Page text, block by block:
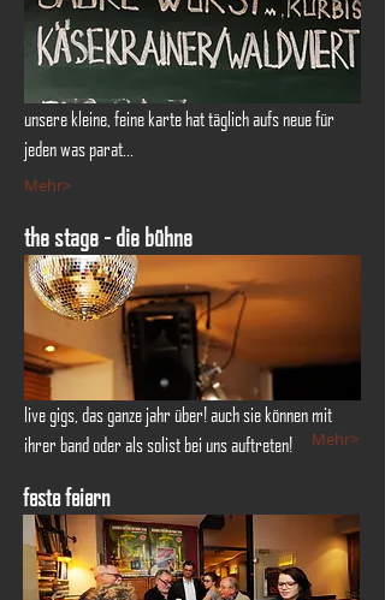
unsere kleine, feine karte hat täglich aufs neue für
jeden was parat...
Mehr>
the stage - die bühne
live gigs, das ganze jahr über! auch sie können mit
ihrer band oder als solist bei uns auftreten!
Mehr>
feste feiern